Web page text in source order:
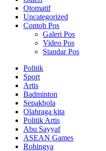
Otomatif
Uncategorized
Contoh Pos
Galeri Pos
Video Pos
Standar Pos
Politik
Sport
Artis
Badminton
Sepakbola
Olahraga kita
Politik Artis
Abu Sayyaf
ASEAN Games
Rohingya